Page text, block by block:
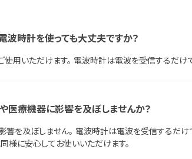
波時計を使っても大丈夫ですか？
用いただけます。 電波時計は電波を受信するだけ
医療機器に影響を及ぼしませんか？
を及ぼしません。 電波時計は電波を受信するだけ
様に安心してお使いいただけます。